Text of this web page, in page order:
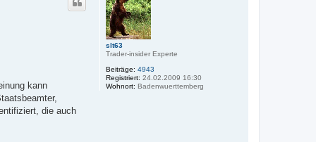
slt63
Trader-insider Experte
Beiträge: 4943
Registriert: 24.02.2009 16:30
Wohnort: Badenwuerttemberg
kann
die auch